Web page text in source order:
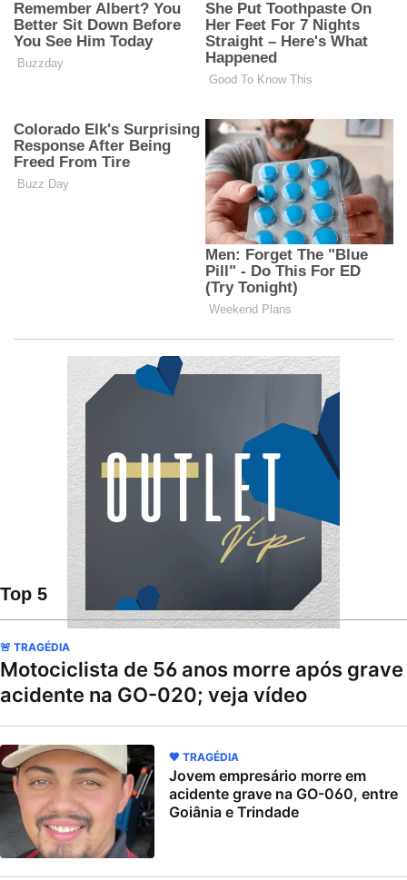
Top 5
🚨 TRAGÉDIA
Motociclista de 56 anos morre após grave
acidente na GO-020; veja vídeo
🖤 TRAGÉDIA
Jovem empresário morre em
acidente grave na GO-060, entre
Goiânia e Trindade